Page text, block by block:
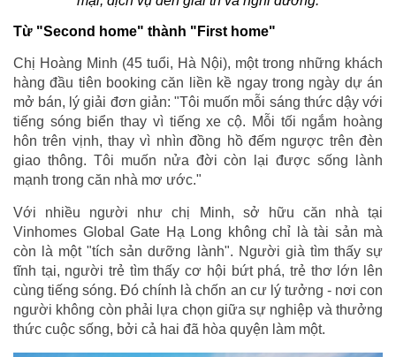
Từ "Second home" thành "First home"
Chị Hoàng Minh (45 tuổi, Hà Nội), một trong những khách
hàng đầu tiên booking căn liền kề ngay trong ngày dự án
mở bán, lý giải đơn giản: "Tôi muốn mỗi sáng thức dậy với
tiếng sóng biển thay vì tiếng xe cộ. Mỗi tối ngắm hoàng
hôn trên vịnh, thay vì nhìn đồng hồ đếm ngược trên đèn
giao thông. Tôi muốn nửa đời còn lại được sống lành
mạnh trong căn nhà mơ ước."
Với nhiều người như chị Minh, sở hữu căn nhà tại
Vinhomes Global Gate Hạ Long không chỉ là tài sản mà
còn là một "tích sản dưỡng lành". Người già tìm thấy sự
tĩnh tại, người trẻ tìm thấy cơ hội bứt phá, trẻ thơ lớn lên
cùng tiếng sóng. Đó chính là chốn an cư lý tưởng - nơi con
người không còn phải lựa chọn giữa sự nghiệp và thưởng
thức cuộc sống, bởi cả hai đã hòa quyện làm một.